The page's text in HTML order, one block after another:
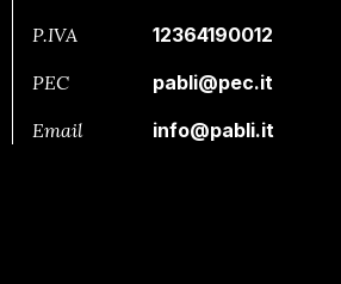
P.IVA
12364190012
PEC
pabli@pec.it
Email
info@pabli.it